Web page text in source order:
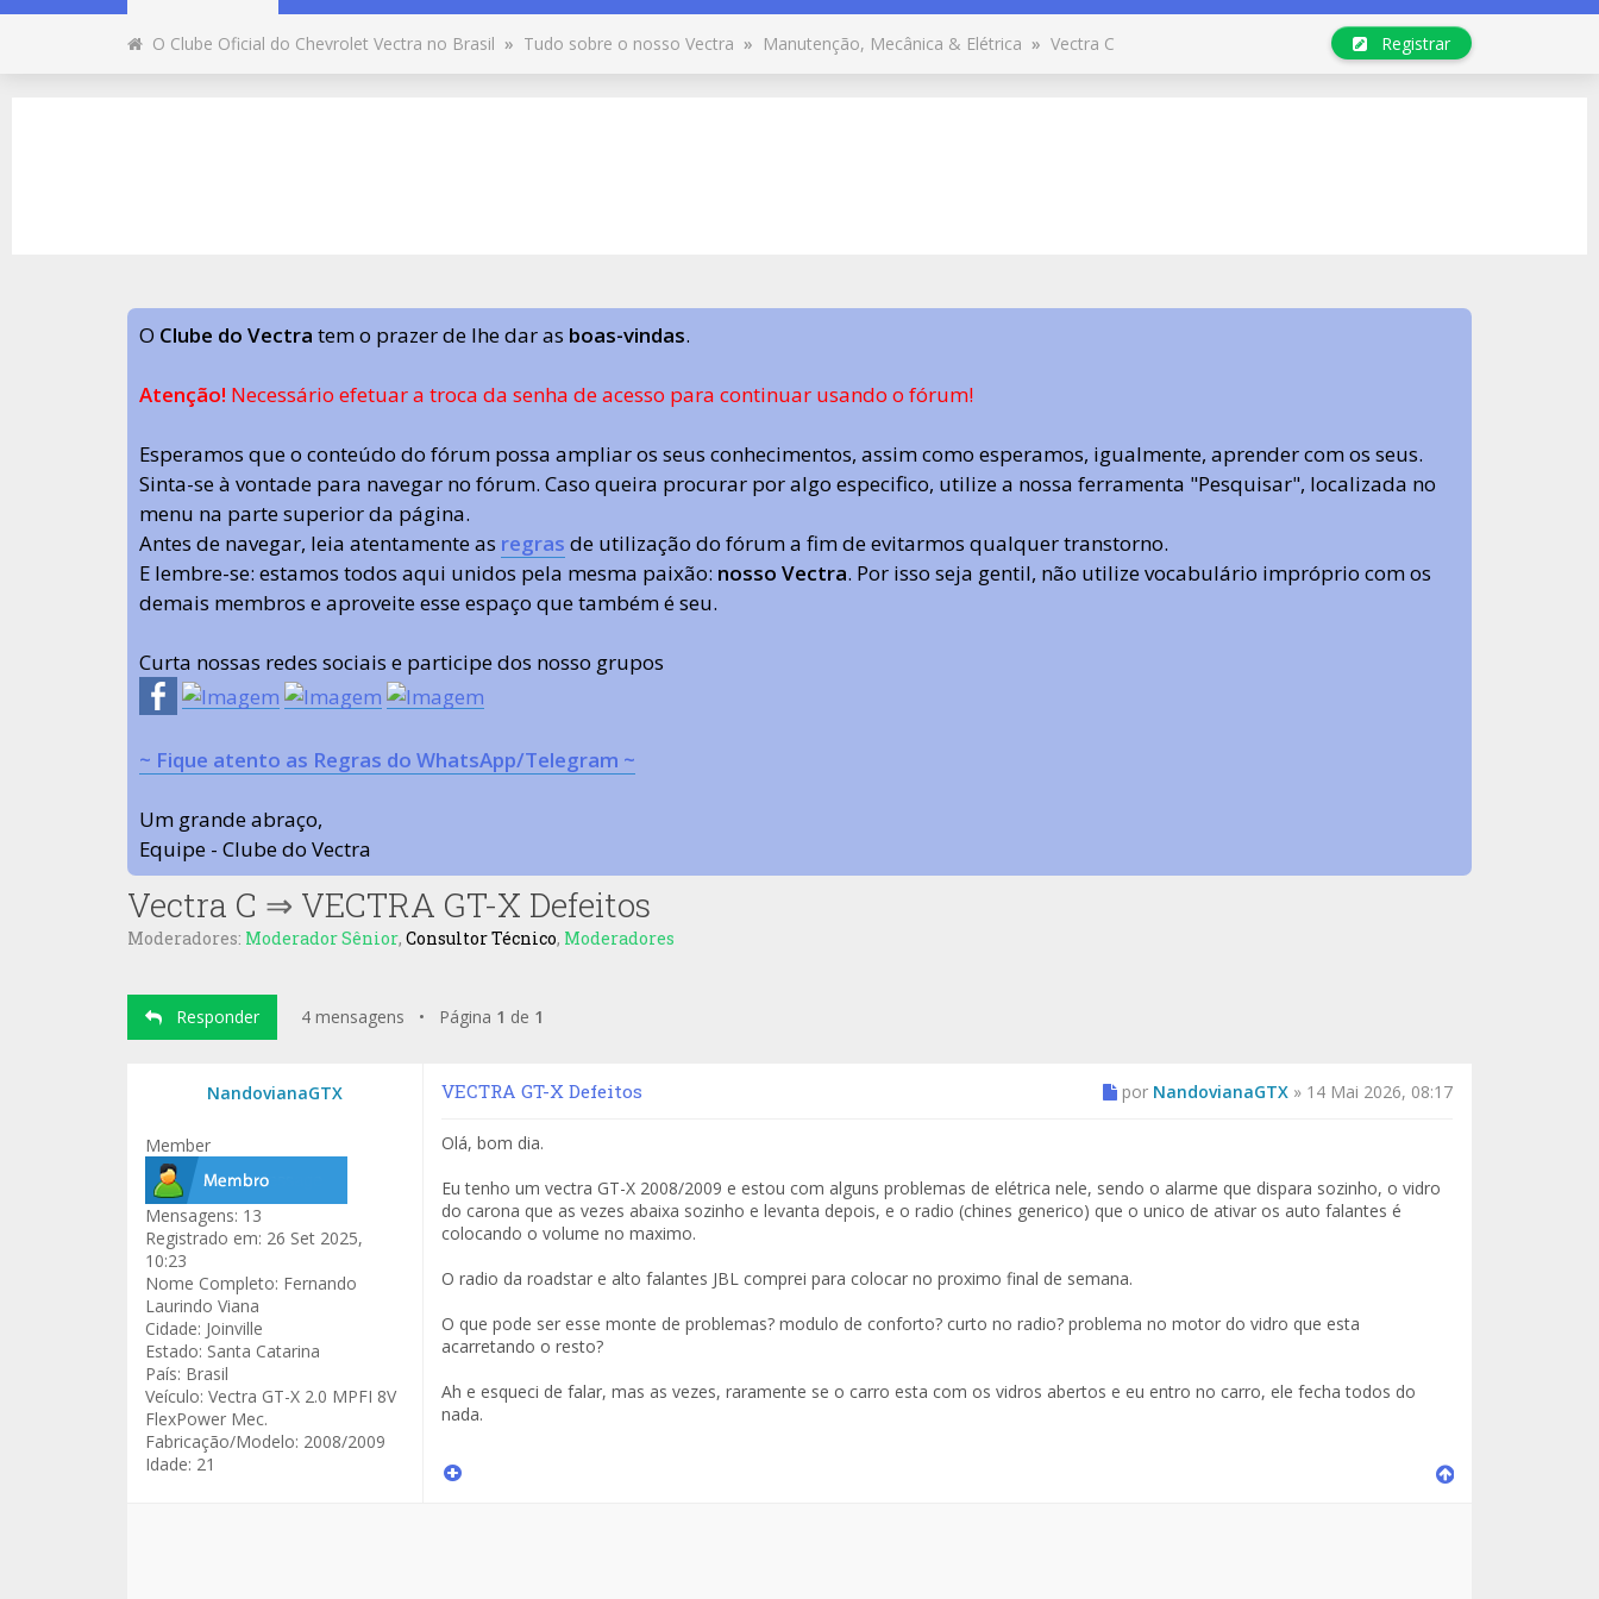
O Clube Oficial do Chevrolet Vectra no Brasil » Tudo sobre o nosso Vectra » Manutenção, Mecânica & Elétrica » Vectra C Registrar
O Clube do Vectra tem o prazer de lhe dar as boas-vindas.
Atenção! Necessário efetuar a troca da senha de acesso para continuar usando o fórum!
Esperamos que o conteúdo do fórum possa ampliar os seus conhecimentos, assim como esperamos, igualmente, aprender com os seus.
Sinta-se à vontade para navegar no fórum. Caso queira procurar por algo especifico, utilize a nossa ferramenta "Pesquisar", localizada no
menu na parte superior da página.
Antes de navegar, leia atentamente as regras de utilização do fórum a fim de evitarmos qualquer transtorno.
E lembre-se: estamos todos aqui unidos pela mesma paixão: nosso Vectra. Por isso seja gentil, não utilize vocabulário impróprio com os
demais membros e aproveite esse espaço que também é seu.
Curta nossas redes sociais e participe dos nosso grupos
~ Fique atento as Regras do WhatsApp/Telegram ~
Um grande abraço,
Equipe - Clube do Vectra
Vectra C ⇒ VECTRA GT-X Defeitos
Moderadores: Moderador Sênior, Consultor Técnico, Moderadores
Responder 4 mensagens • Página 1 de 1
NandovianaGTX
Member
Mensagens: 13
Registrado em: 26 Set 2025,
10:23
Nome Completo: Fernando
Laurindo Viana
Cidade: Joinville
Estado: Santa Catarina
País: Brasil
Veículo: Vectra GT-X 2.0 MPFI 8V
FlexPower Mec.
Fabricação/Modelo: 2008/2009
Idade: 21
VECTRA GT-X Defeitos por NandovianaGTX» 14 Mai 2026, 08:17
Olá, bom dia.
Eu tenho um vectra GT-X 2008/2009 e estou com alguns problemas de elétrica nele, sendo o alarme que dispara sozinho, o vidro
do carona que as vezes abaixa sozinho e levanta depois, e o radio (chines generico) que o unico de ativar os auto falantes é
colocando o volume no maximo.
O radio da roadstar e alto falantes JBL comprei para colocar no proximo final de semana.
O que pode ser esse monte de problemas? modulo de conforto? curto no radio? problema no motor do vidro que esta
acarretando o resto?
Ah e esqueci de falar, mas as vezes, raramente se o carro esta com os vidros abertos e eu entro no carro, ele fecha todos do
nada.